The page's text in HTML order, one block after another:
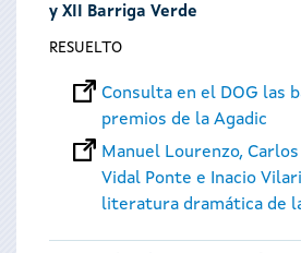
y XII Barriga Verde
RESUELTO
Consulta en el DOG las
premios de la Agadic
Manuel Lourenzo, Carlos
Vidal Ponte e Inacio
literatura dramática de